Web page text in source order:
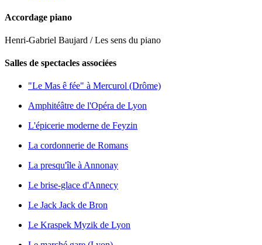
Accordage piano
Henri-Gabriel Baujard / Les sens du piano
Salles de spectacles associées
"Le Mas ê fée" à Mercurol (Drôme)
Amphitéâtre de l'Opéra de Lyon
L'épicerie moderne de Feyzin
La cordonnerie de Romans
La presqu'île à Annonay
Le brise-glace d'Annecy
Le Jack Jack de Bron
Le Kraspek Myzik de Lyon